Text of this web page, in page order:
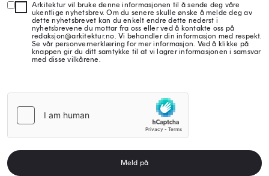
Arkitektur vil bruke denne informasjonen til å sende deg våre
ukentlige nyhetsbrev. Om du senere skulle ønske å melde deg av
dette nyhetsbrevet kan du enkelt endre dette nederst i
nyhetsbrevene du mottar fra oss eller ved å kontakte oss på
redaksjon@arkitektur.no. Vi behandler din informasjon med respekt.
Se vår personvernerklæring for mer informasjon. Ved å klikke på
knappen gir du ditt samtykke til at vi lagrer informasjonen i samsvar
med disse vilkårene.
Meld på